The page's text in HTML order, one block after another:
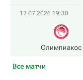
Все матчи
17.07.2026 19:30
Олимпиакос